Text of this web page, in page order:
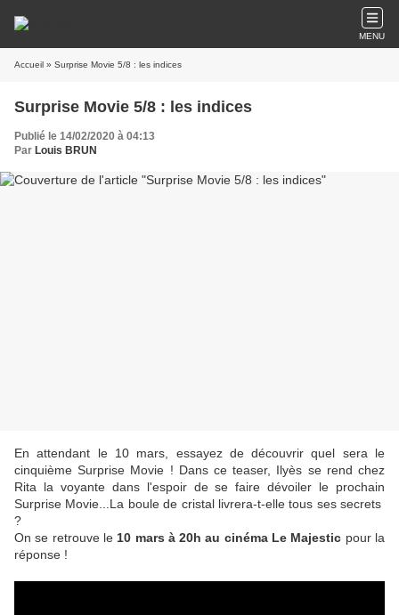
MENU
Accueil » Surprise Movie 5/8 : les indices
Surprise Movie 5/8 : les indices
Publié le 14/02/2020 à 04:13
Par Louis BRUN
En attendant le 10 mars, essayez de découvrir quel sera le
cinquième Surprise Movie ! Dans ce teaser, Ilyès se rend chez
Rita la voyante dans l'espoir de se faire dévoiler le prochain
Surprise Movie...La boule de cristal livrera-t-elle tous ses secrets
?
On se retrouve le 10 mars à 20h au cinéma Le Majestic pour la
réponse !